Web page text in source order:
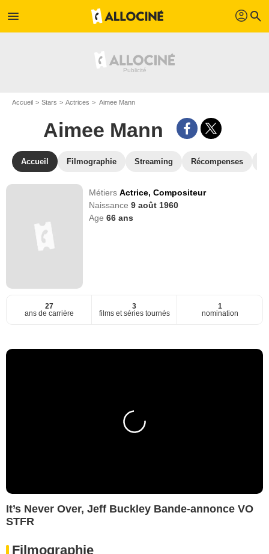
menu profil search
Accueil Stars Actrices Aimee Mann
Aimee Mann
Accueil Filmographie Streaming Récompenses
MétiersActrice,Compositeur
Naissance9 août 1960
Age66 ans
27
ans de carrière
3
films et séries tournés
1
nomination
It’s Never Over, Jeff Buckley Bande-annonce VO
STFR
Filmographie